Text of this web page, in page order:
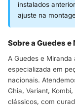
instalados
ajuste na
Sobre a Guedes
A Guedes e Miranda
especializada em
nacionais.
Ghia, Variant,
clássicos, com